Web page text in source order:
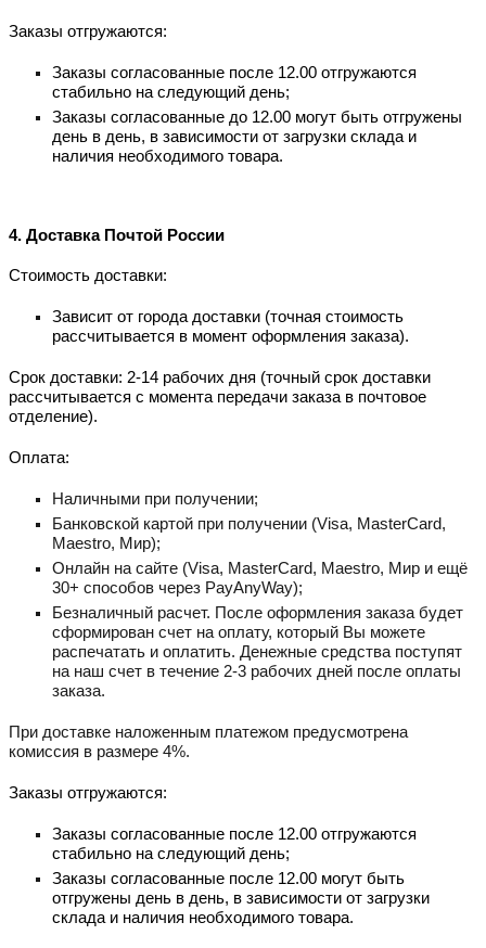
Заказы отгружаются:
Заказы согласованные после 12.00 отгружаются
стабильно на следующий день;
Заказы согласованные до 12.00 могут быть отгружены
день в день, в зависимости от загрузки склада и
наличия необходимого товара.
4. Доставка Почтой России
Стоимость доставки:
Зависит от города доставки (точная стоимость
рассчитывается в момент оформления заказа).
Срок доставки: 2-14 рабочих дня (точный срок доставки
рассчитывается с момента передачи заказа в почтовое
отделение).
Оплата:
Наличными при получении;
Банковской картой при получении (Visa, MastеrCard,
Maestro, Мир);
Онлайн на сайте (Visa, MastеrCard, Maestro, Мир и ещё
30+ способов через PayAnyWay);
Безналичный расчет. После оформления заказа будет
сформирован счет на оплату, который Вы можете
распечатать и оплатить. Денежные средства поступят
на наш счет в течение 2-3 рабочих дней после оплаты
заказа.
При доставке наложенным платежом предусмотрена
комиссия в размере 4%.
Заказы отгружаются:
Заказы согласованные после 12.00 отгружаются
стабильно на следующий день;
Заказы согласованные после 12.00 могут быть
отгружены день в день, в зависимости от загрузки
склада и наличия необходимого товара.